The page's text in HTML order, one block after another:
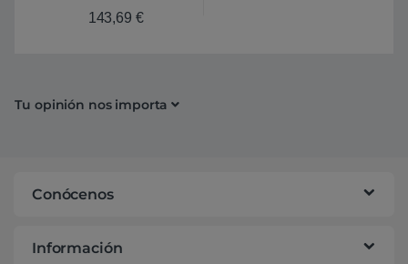
143,69 €
Tu opinión nos importa
Conócenos
Información